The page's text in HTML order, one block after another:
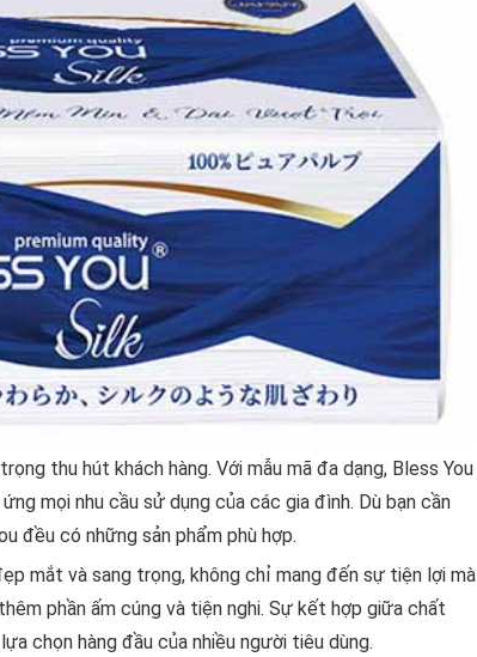
thu hút khách hàng. Với mẫu mã đa dạng, Bless You
mọi nhu cầu sử dụng của các gia đình. Dù bạn cần
đều có những sản phẩm phù hợp.
mắt và sang trọng, không chỉ mang đến sự tiện lợi mà
phần ấm cúng và tiện nghi. Sự kết hợp giữa chất
chọn hàng đầu của nhiều người tiêu dùng.